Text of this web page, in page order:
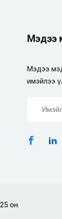
Мэдээ
Мэдээ
имэйлээ
он.